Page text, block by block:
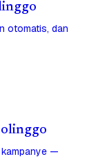
otomatis, dan
—